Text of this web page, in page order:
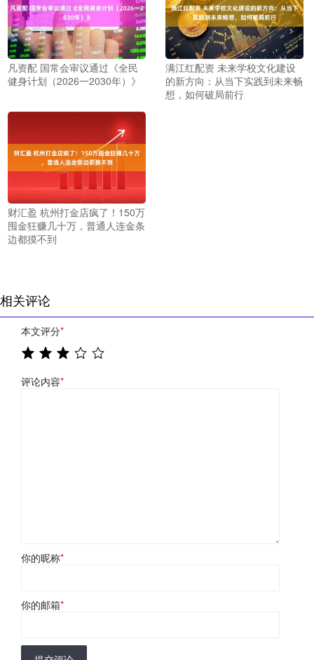
凡资配 国常会审议通过《全民
健身计划（2026一2030年）》
满江红配资 未来学校文化建设
的新方向：从当下实践到未来畅
想，如何破局前行
财汇盈 杭州打金店疯了！150万
囤金狂赚几十万，普通人连金条
边都摸不到
相关评论
本文评分*
评论内容*
你的昵称*
你的邮箱*